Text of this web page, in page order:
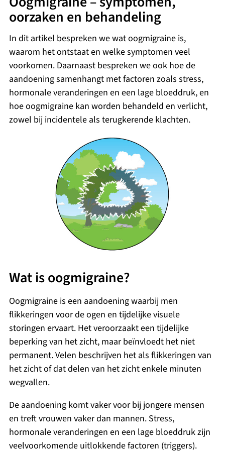
oorzaken en behandeling
In dit artikel bespreken we wat oogmigraine is,
waarom het ontstaat en welke symptomen veel
voorkomen. Daarnaast bespreken we ook hoe de
aandoening samenhangt met factoren zoals stress,
hormonale veranderingen en een lage bloeddruk, en
hoe oogmigraine kan worden behandeld en verlicht,
zowel bij incidentele als terugkerende klachten.
Wat is oogmigraine?
Oogmigraine is een aandoening waarbij men
flikkeringen voor de ogen en tijdelijke visuele
storingen ervaart. Het veroorzaakt een tijdelijke
beperking van het zicht, maar beïnvloedt het niet
permanent. Velen beschrijven het als flikkeringen van
het zicht of dat delen van het zicht enkele minuten
wegvallen.
De aandoening komt vaker voor bij jongere mensen
en treft vrouwen vaker dan mannen. Stress,
hormonale veranderingen en een lage bloeddruk zijn
veelvoorkomende uitlokkende factoren (triggers).